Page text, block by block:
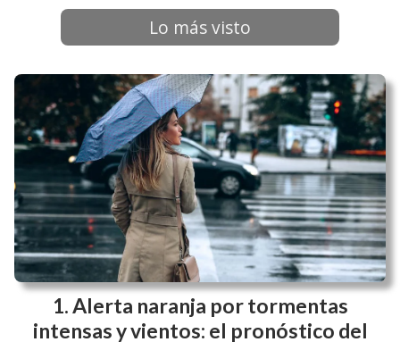
Lo más visto
Alerta naranja por tormentas
intensas y vientos: el pronóstico del